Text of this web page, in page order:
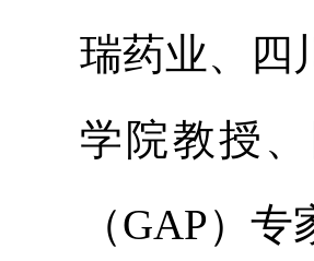
瑞药业、四
学院教授
（GAP）